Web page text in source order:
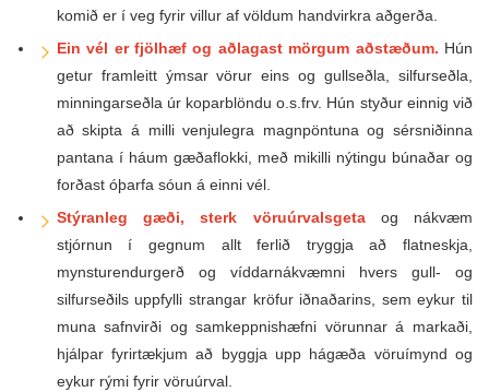
komið er í veg fyrir villur af völdum handvirkra aðgerða.
Ein vél er fjölhæf og aðlagast mörgum aðstæðum. Hún
getur framleitt ýmsar vörur eins og gullseðla, silfurseðla,
minningarseðla úr koparblöndu o.s.frv. Hún styður einnig við
að skipta á milli venjulegra magnpöntuna og sérsniðinna
pantana í háum gæðaflokki, með mikilli nýtingu búnaðar og
forðast óþarfa sóun á einni vél.
Stýranleg gæði, sterk vöruúrvalsgetaog nákvæm
stjórnun í gegnum allt ferlið tryggja að flatneskja,
mynsturendurgerð og víddarnákvæmni hvers gull- og
silfurseðils uppfylli strangar kröfur iðnaðarins, sem eykur til
muna safnvirði og samkeppnishæfni vörunnar á markaði,
hjálpar fyrirtækjum að byggja upp hágæða vöruímynd og
eykur rými fyrir vöruúrval.